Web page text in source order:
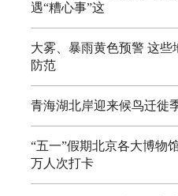
遇“糟心事”这
大雾、暴雨黄色预警 这些
防范
青海湖北岸迎来候鸟迁徙
“五一”假期北京各大博物
万人次打卡